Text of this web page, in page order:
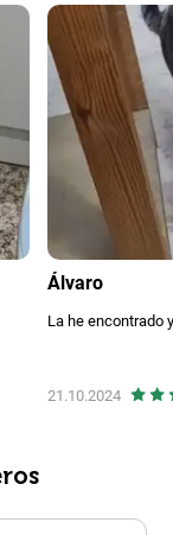
Álvaro
La he encontrado
21.10.2024